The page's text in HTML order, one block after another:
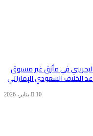
في مأزق غير مسبوق
الخلاف السعودي الإماراتي
10 يناير، 2026